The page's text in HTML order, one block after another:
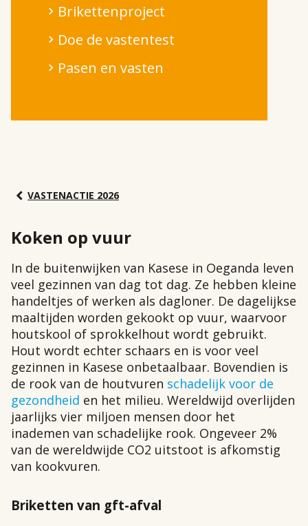
Brikettenproject
Doe de vastentest
Pasen en vasten
VASTENACTIE 2026
Koken op vuur
In de buitenwijken van Kasese in Oeganda leven
veel gezinnen van dag tot dag. Ze hebben kleine
handeltjes of werken als dagloner. De dagelijkse
maaltijden worden gekookt op vuur, waarvoor
houtskool of sprokkelhout wordt gebruikt.
Hout wordt echter schaars en is voor veel
gezinnen in Kasese onbetaalbaar. Bovendien is
de rook van de houtvuren schadelijk voor de
gezondheid en het milieu. Wereldwijd overlijden
jaarlijks vier miljoen mensen door het
inademen van schadelijke rook. Ongeveer 2%
van de wereldwijde CO2 uitstoot is afkomstig
van kookvuren.
Briketten van gft-afval